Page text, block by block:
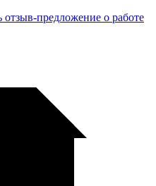
отзыв-предложение о работе